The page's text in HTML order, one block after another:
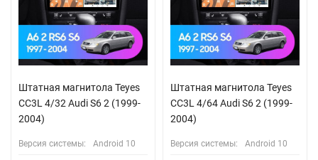
Штатная магнитола Teyes
CC3L 4/32 Audi S6 2 (1999-
2004)
Версия системы: Android 10
Штатная магнитола Teyes
CC3L 4/64 Audi S6 2 (1999-
2004)
Версия системы: Android 10